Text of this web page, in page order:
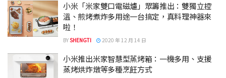
小米「米家雙口電磁爐」眾籌推出：雙獨立控
溫、煎烤煮炸多用途一台搞定，真料理神器來
啦！
BYSHENGTI 2020 年 12 月 14 日
小米推出米家智慧型蒸烤箱：一機多用、支援
蒸烤烘炸燉等多種烹飪方式